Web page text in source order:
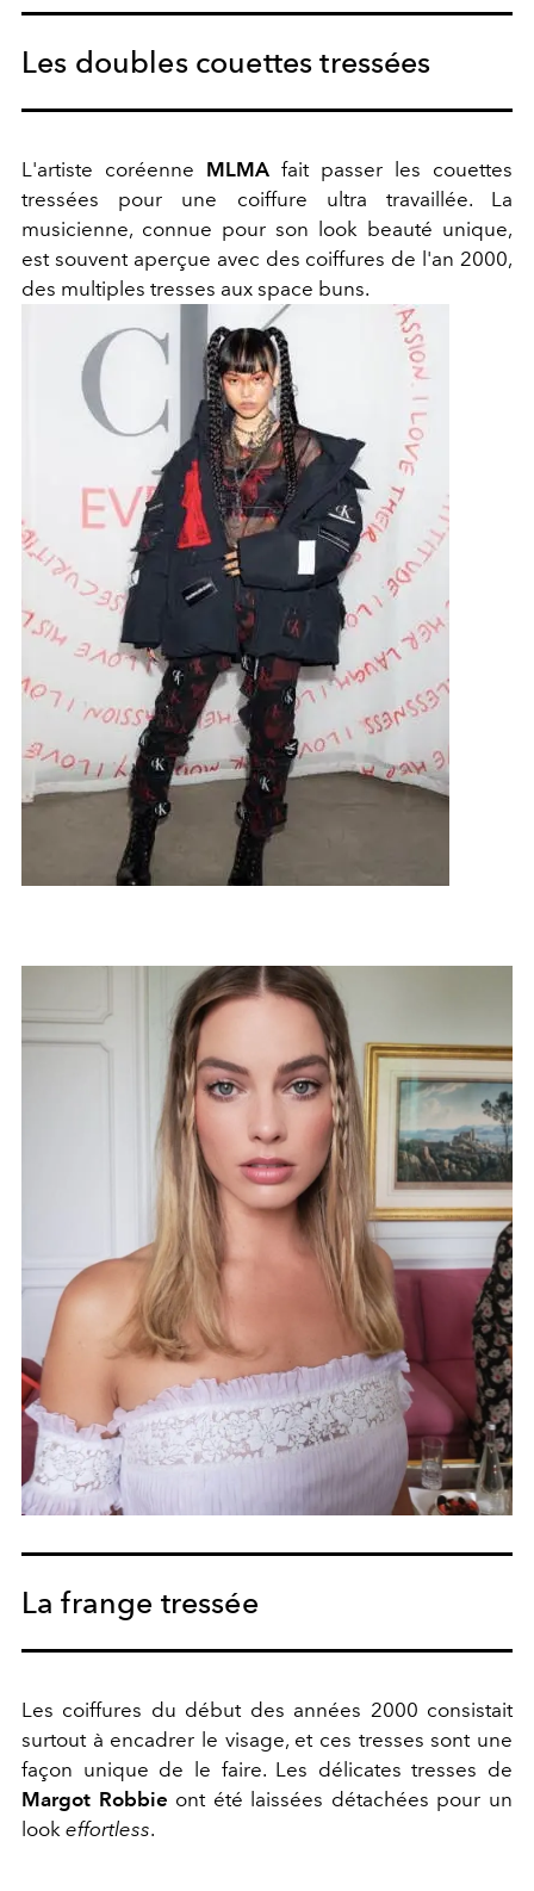
Les doubles couettes tressées
L'artiste coréenne MLMA fait passer les couettes
tressées pour une coiffure ultra travaillée. La
musicienne, connue pour son look beauté unique,
est souvent aperçue avec des coiffures de l'an 2000,
des multiples tresses aux space buns.
La frange tressée
Les coiffures du début des années 2000 consistait
surtout à encadrer le visage, et ces tresses sont une
façon unique de le faire. Les délicates tresses de
Margot Robbie ont été laissées détachées pour un
look effortless.